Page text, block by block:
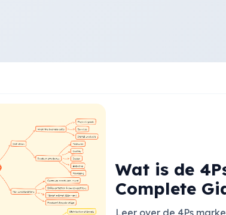
Wat is de
Complete
Leer over de 4Ps